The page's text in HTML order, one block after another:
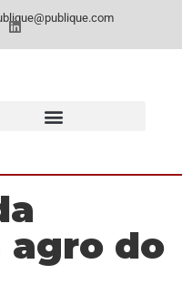
do